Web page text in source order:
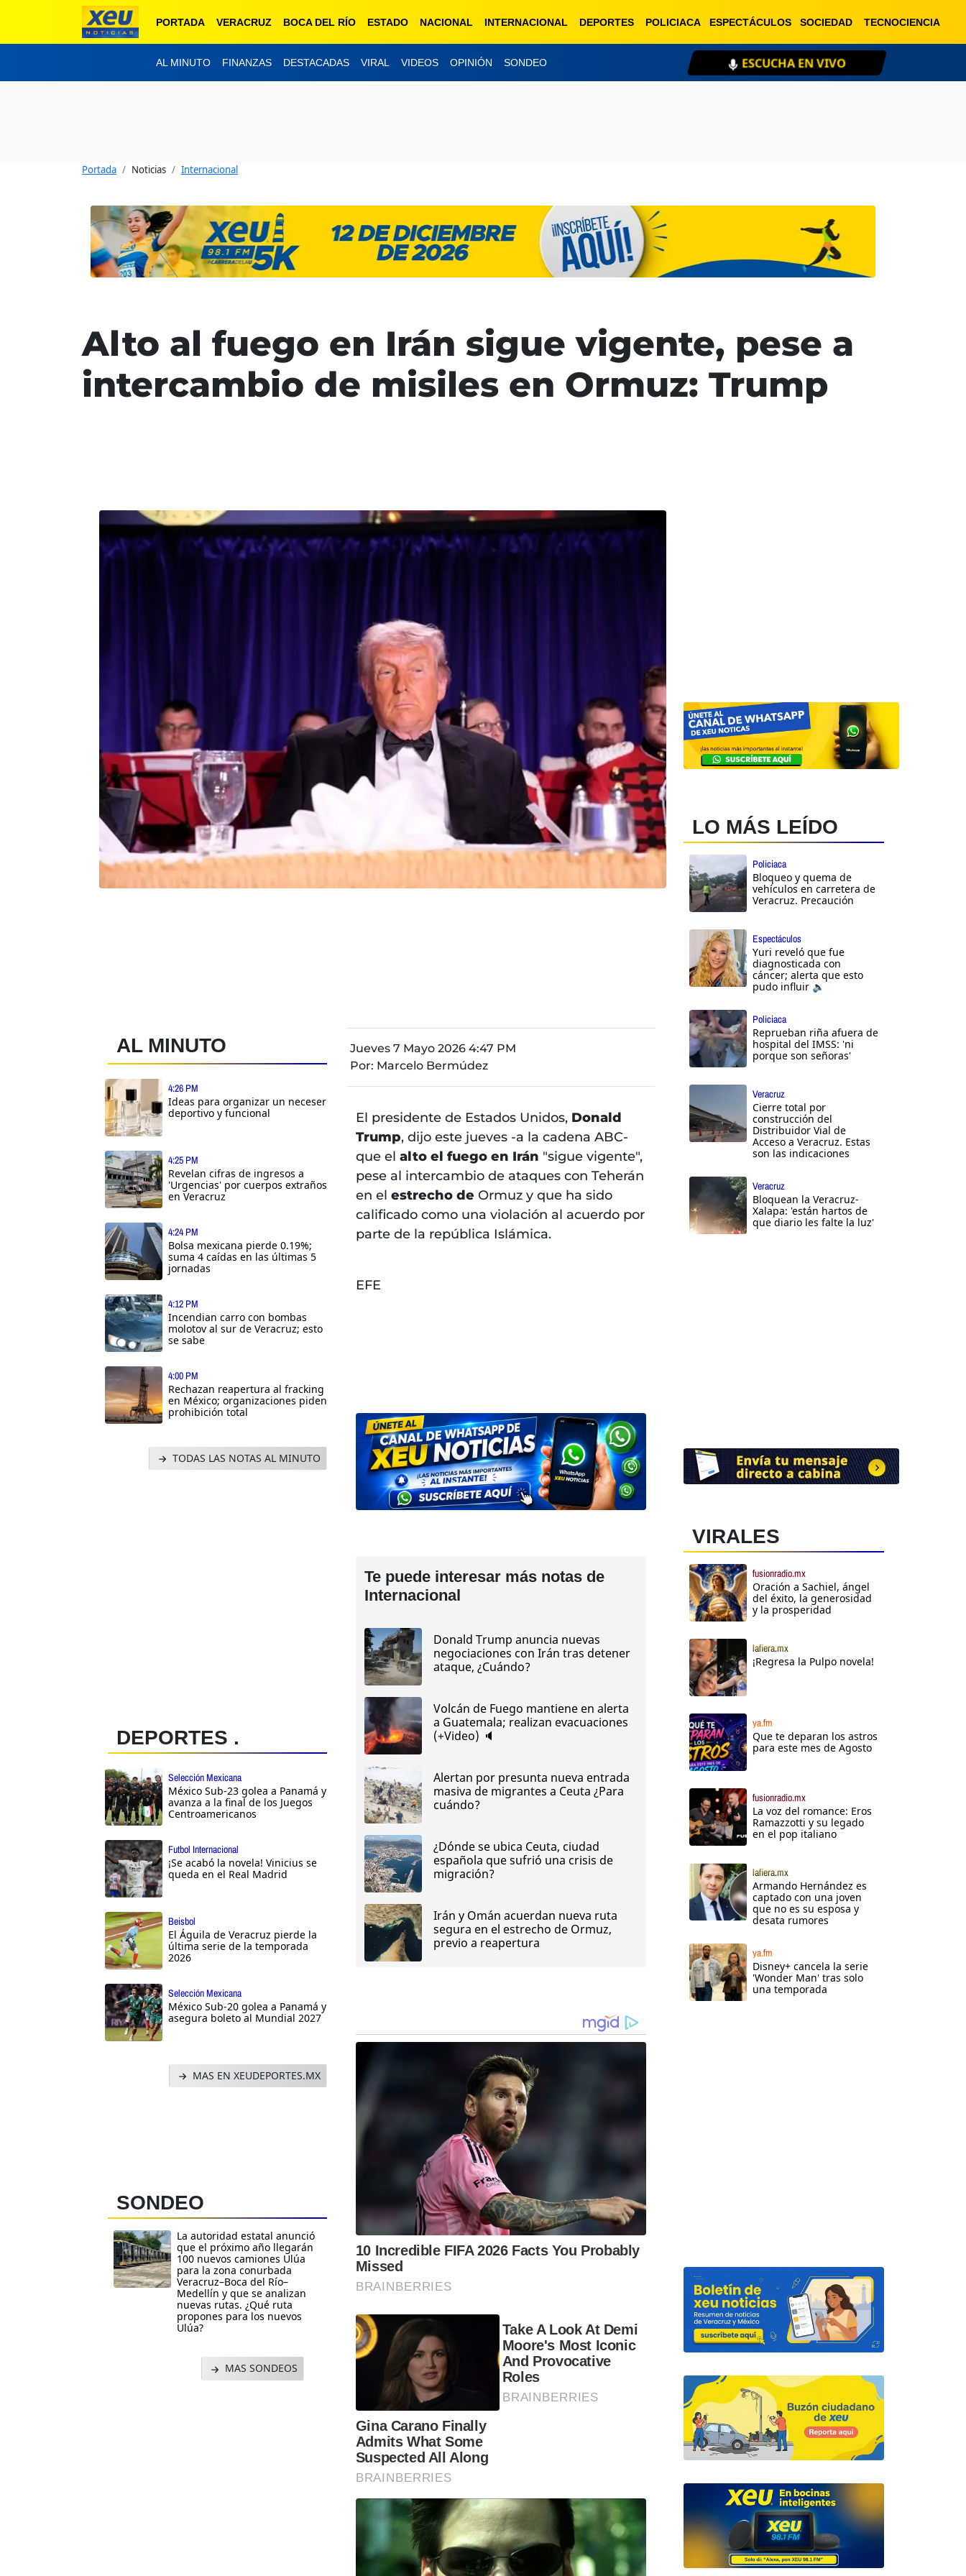
PORTADA VERACRUZ BOCA DEL RÍO ESTADO NACIONAL INTERNACIONAL DEPORTES POLICIACA ESPECTÁCULOS SOCIEDAD TECNOCIENCIA
AL MINUTO FINANZAS DESTACADAS VIRAL VIDEOS OPINIÓN SONDEO ESCUCHA EN VIVO
Portada Noticias Internacional
Alto al fuego en Irán sigue vigente, pese a
intercambio de misiles en Ormuz: Trump
AL MINUTO
4:26 PM
Ideas para organizar un neceser
deportivo y funcional
4:25 PM
Revelan cifras de ingresos a
'Urgencias' por cuerpos extraños
en Veracruz
4:24 PM
Bolsa mexicana pierde 0.19%;
suma 4 caídas en las últimas 5
jornadas
4:12 PM
Incendian carro con bombas
molotov al sur de Veracruz; esto
se sabe
4:00 PM
Rechazan reapertura al fracking
en México; organizaciones piden
prohibición total
TODAS LAS NOTAS AL MINUTO
DEPORTES .
Selección Mexicana
México Sub-23 golea a Panamá y
avanza a la final de los Juegos
Centroamericanos
Futbol Internacional
¡Se acabó la novela! Vinicius se
queda en el Real Madrid
Beisbol
El Águila de Veracruz pierde la
última serie de la temporada
2026
Selección Mexicana
México Sub-20 golea a Panamá y
asegura boleto al Mundial 2027
MAS EN XEUDEPORTES.MX
SONDEO
La autoridad estatal anunció
que el próximo año llegarán
100 nuevos camiones Ulúa
para la zona conurbada
Veracruz–Boca del Río–
Medellín y que se analizan
nuevas rutas. ¿Qué ruta
propones para los nuevos
Ulúa?
MAS SONDEOS
Jueves 7 Mayo 2026 4:47 PM
Por: Marcelo Bermúdez
El presidente de Estados Unidos, Donald
Trump, dijo este jueves -a la cadena ABC-
que el alto el fuego en Irán "sigue vigente",
pese al intercambio de ataques con Teherán
en el estrecho de Ormuz y que ha sido
calificado como una violación al acuerdo por
parte de la república Islámica.
EFE
Te puede interesar más notas de
Internacional
Donald Trump anuncia nuevas
negociaciones con Irán tras detener
ataque, ¿Cuándo?
Volcán de Fuego mantiene en alerta
a Guatemala; realizan evacuaciones
(+Video) 🔈
Alertan por presunta nueva entrada
masiva de migrantes a Ceuta ¿Para
cuándo?
¿Dónde se ubica Ceuta, ciudad
española que sufrió una crisis de
migración?
Irán y Omán acuerdan nueva ruta
segura en el estrecho de Ormuz,
previo a reapertura
LO MÁS LEÍDO
Policiaca
Bloqueo y quema de
vehículos en carretera de
Veracruz. Precaución
Espectáculos
Yuri reveló que fue
diagnosticada con
cáncer; alerta que esto
pudo influir 🔈
Policiaca
Reprueban riña afuera de
hospital del IMSS: 'ni
porque son señoras'
Veracruz
Cierre total por
construcción del
Distribuidor Vial de
Acceso a Veracruz. Estas
son las indicaciones
Veracruz
Bloquean la Veracruz-
Xalapa: 'están hartos de
que diario les falte la luz'
VIRALES
fusionradio.mx
Oración a Sachiel, ángel
del éxito, la generosidad
y la prosperidad
lafiera.mx
¡Regresa la Pulpo novela!
ya.fm
Que te deparan los astros
para este mes de Agosto
fusionradio.mx
La voz del romance: Eros
Ramazzotti y su legado
en el pop italiano
lafiera.mx
Armando Hernández es
captado con una joven
que no es su esposa y
desata rumores
ya.fm
Disney+ cancela la serie
'Wonder Man' tras solo
una temporada